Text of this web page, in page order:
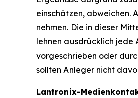
einschätzen, abweichen.
nehmen. Die in dieser
lehnen ausdrücklich jede
vorgeschrieben oder
sollten Anleger nicht
Lantronix-